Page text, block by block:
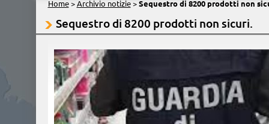
Home> Archivio notizie> Sequestro di 8200 prodotti non
Sequestro di 8200 prodotti non sicuri.